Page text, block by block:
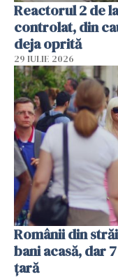
Reactorul 2 de
controlat, din
deja oprită
29 IULIE 2026
Românii din
bani acasă, dar
țară